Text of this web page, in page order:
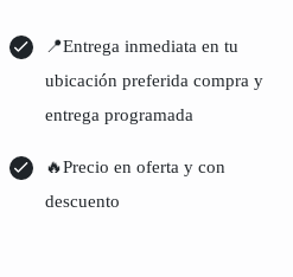
📍Entrega inmediata en tu
ubicación preferida compra y
entrega programada
🔥Precio en oferta y con
descuento